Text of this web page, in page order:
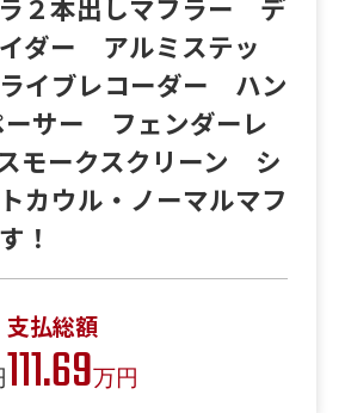
２本出しマフラー デ
ダー アルミステッ
イブレコーダー ハン
ーサー フェンダーレ
ークスクリーン シ
カウル・ノーマルマフ
！
支払総額
111.69万円